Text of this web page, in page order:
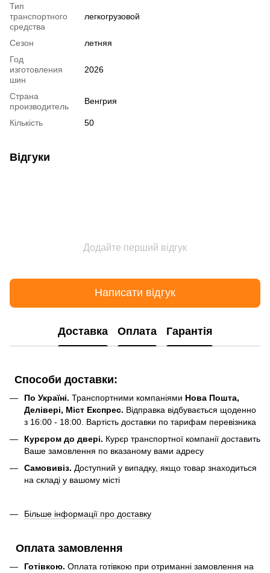
Тип
транспортного
средства
легкогрузовой
Сезон
летняя
Год
изготовления
шин
2026
Страна
производитель
Венгрия
Кількість 50
Відгуки
Додайте перший відгук
Написати відгук
Доставка Оплата Гарантія
Способи доставки:
По Україні. Транспортними компаніями Нова Пошта,
Делівері, Міст Експрес. Відправка відбувається щоденно
з 16:00 - 18:00. Вартість доставки по тарифам перевізника
Курєром до двері. Курєр транспортної компанії доставить
Ваше замовлення по вказаному вами адресу
Самовивіз. Доступний у випадку, якщо товар знаходиться
на складі у вашому місті
Більше інформації про доставку
Оплата замовлення
Готівкою. Оплата готівкою при отриманні замовлення на